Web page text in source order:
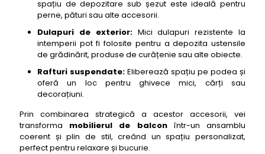
spațiu de depozitare sub șezut este ideală pentru
perne, pături sau alte accesorii.
Dulapuri de exterior:Mici dulapuri rezistente la
intemperii pot fi folosite pentru a depozita ustensile
de grădinărit, produse de curățenie sau alte obiecte.
Rafturi suspendate: Eliberează spațiu pe podea și
oferă un loc pentru ghivece mici, cărți sau
decorațiuni.
Prin combinarea strategică a acestor accesorii, vei
transforma mobilierul de balconîntr-un ansamblu
coerent și plin de stil, creând un spațiu personalizat,
perfect pentru relaxare și bucurie.